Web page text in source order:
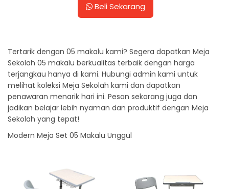
Beli Sekarang
Tertarik dengan 05 makalu kami? Segera dapatkan Meja
Sekolah 05 makalu berkualitas terbaik dengan harga
terjangkau hanya di kami. Hubungi admin kami untuk
melihat koleksi Meja Sekolah kami dan dapatkan
penawaran menarik hari ini. Pesan sekarang juga dan
jadikan belajar lebih nyaman dan produktif dengan Meja
Sekolah yang tepat!
Modern Meja Set 05 Makalu Unggul